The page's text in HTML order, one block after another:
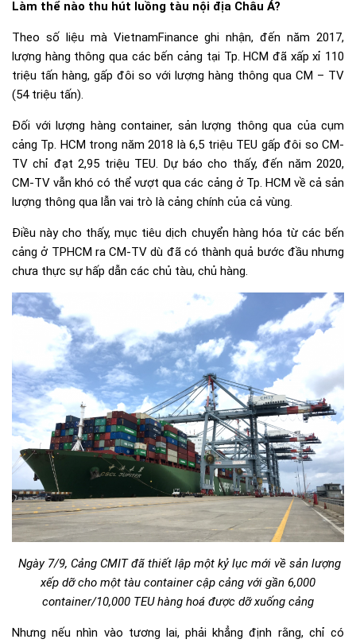
Làm thể nào thu hút luồng tàu nội địa Châu Á?
Theo số liệu mà VietnamFinance ghi nhận, đến năm 2017,
lượng hàng thông qua các bến cảng tại Tp. HCM đã xấp xỉ 110
triệu tấn hàng, gấp đôi so với lượng hàng thông qua CM – TV
(54 triệu tấn).
Đối với lượng hàng container, sản lượng thông qua của cụm
cảng Tp. HCM trong năm 2018 là 6,5 triệu TEU gấp đôi so CM-
TV chỉ đạt 2,95 triệu TEU. Dự báo cho thấy, đến năm 2020,
CM-TV vẫn khó có thể vượt qua các cảng ở Tp. HCM về cả sản
lượng thông qua lẫn vai trò là cảng chính của cả vùng.
Điều này cho thấy, mục tiêu dịch chuyển hàng hóa từ các bến
cảng ở TPHCM ra CM-TV dù đã có thành quả bước đầu nhưng
chưa thực sự hấp dẫn các chủ tàu, chủ hàng.
Ngày 7/9, Cảng CMIT đã thiết lập một kỷ lục mới về sản lượng
xếp dỡ cho một tàu container cập cảng với gần 6,000
container/10,000 TEU hàng hoá được dỡ xuống cảng
Nhưng nếu nhìn vào tương lai, phải khẳng định rằng, chỉ có